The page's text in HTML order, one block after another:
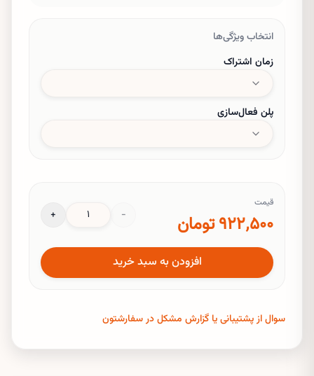
انتخاب ویژگی‌ها
زمان اشتراک
پلن فعال‌سازی
اطلاعات زیر برای تکمیل سفارشتون ضروری می‌باشد و از آن برای تکمیل
سفارشتون استفاده خواهد شد.
قیمت
۹۲۲٬۵۰۰ تومان −
+
افزودن به سبد خرید
سوال از پشتیبانی یا گزارش مشکل در سفارشتون